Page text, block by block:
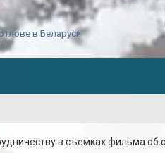
в Беларуси
в съемках фильма об